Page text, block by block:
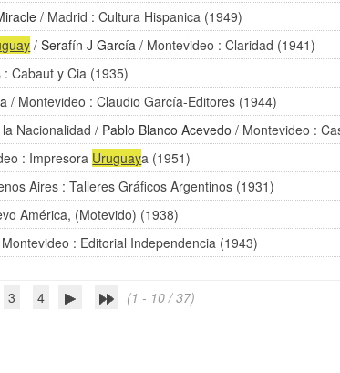
/ Madrid : Cultura Hispanica (1949)
/Serafín J García / Montevideo : Claridad (1941)
Cabaut y Cia (1935)
/ Montevideo : Claudio García-Editores (1944)
Nacionalidad / Pablo Blanco Acevedo / Montevideo :
: Impresora Uruguaya (1951)
Aires : Talleres Gráficos Argentinos (1931)
América, (Motevido) (1938)
: Editorial Independencia (1943)
3 4 (1 - 10 / 37)